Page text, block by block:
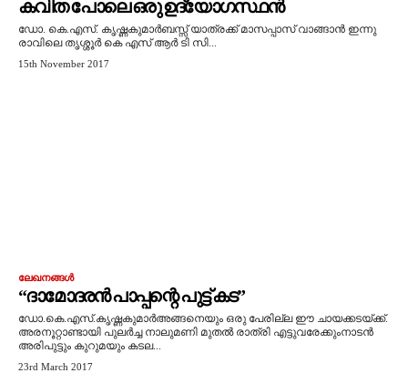
കവിത പോലെ ഒരു ഉദ്യോഗസ്ഥൻ
ഡോ. കെ.എസ്. കൃഷ്ണകുമാർബസ്സ് യാത്രക്ക്‌ മാസപ്പാസ്‌ വാങ്ങാൻ ഇന്നു
രാവിലെ തൃശ്ശൂർ കെ എസ്‌ ആർ ടി സി...
15th November 2017
ലേഖനങ്ങൾ
“ദാമോദരൻ പാപ്പന്റെ പുട്ട് കട”
ഡോ.കെ.എസ്.കൃഷ്ണകുമാർഅങ്ങനെയും ഒരു പേരില്ല ഈ ചായക്കടയ്ക്ക്.
അരനൂറ്റാണ്ടായി പുലർച്ച നാലുമണി മുതൽ രാത്രി എട്ടുവരേക്കുംനാടൻ
അരിപുട്ടും കുറുമയും കടല...
23rd March 2017